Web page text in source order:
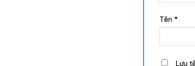
Tên *
Lưu